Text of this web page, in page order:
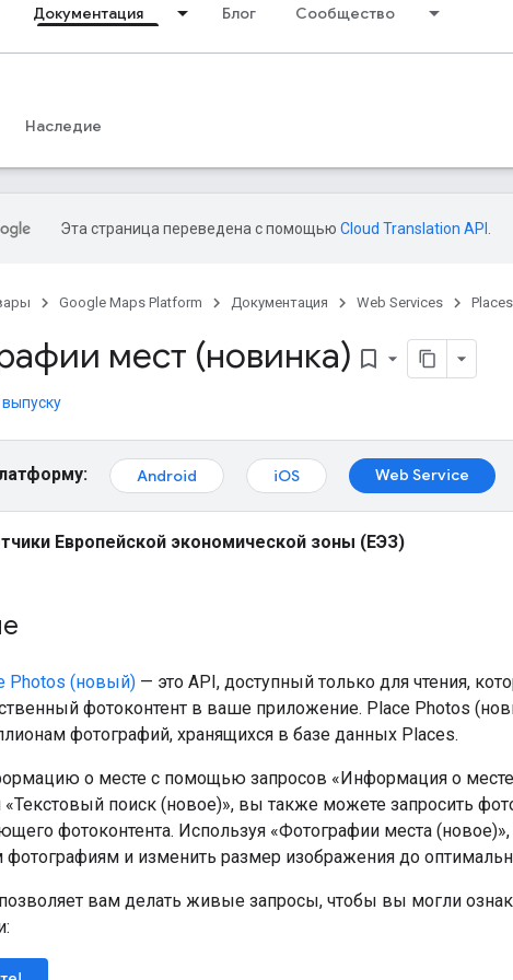
Документация Блог Сообщество
Наследие
Эта страница переведена с помощью Cloud Translation API
Google Maps Platform Документация Web Services
мест (новинка) bookmark_border
Android iOS Web Service
Европейской экономической зоны (ЕЭЗ)
Photos (новый) — это API, доступный только для чтения,
фотоконтент в ваше приложение. Place Photos
фотографий, хранящихся в базе данных Places.
о месте с помощью запросов «Информация о месте
«Текстовый поиск (новое)», вы также можете запросить
фотоконтента. Используя «Фотографии места
фотографиям и изменить размер изображения до
вам делать живые запросы, чтобы вы могли